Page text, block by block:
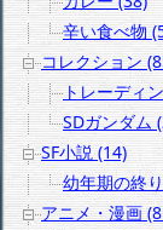
辛い食べ物
コレクション
トレーディ
SDガンダム
SF小説 (14)
幼年期の終
アニメ・漫画